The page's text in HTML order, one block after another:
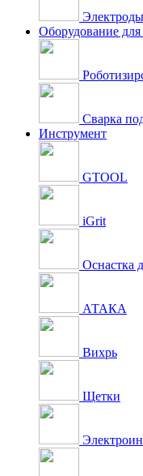
Оборудование
Сварка
Инструмент
GTOOL
iGrit
Оснастка
АТАКА
Вихрь
Щетки